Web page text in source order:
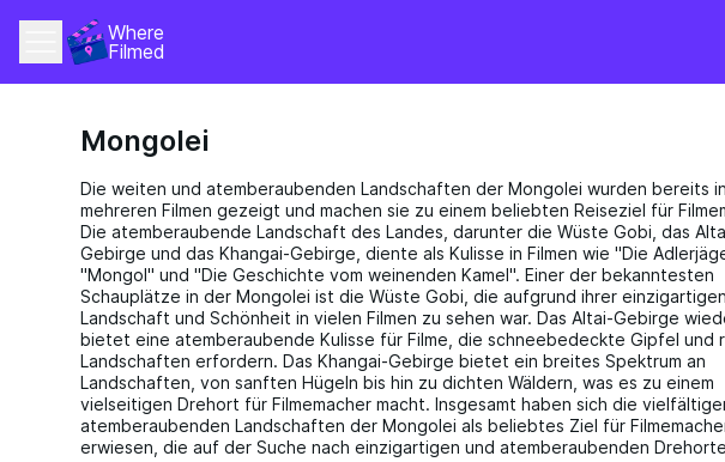
Where
Filmed
Mongolei
Die weiten und atemberaubenden Landschaften der Mongolei wurden bereits in
mehreren Filmen gezeigt und machen sie zu einem beliebten Reiseziel für
Die atemberaubende Landschaft des Landes, darunter die Wüste Gobi, das
Gebirge und das Khangai-Gebirge, diente als Kulisse in Filmen wie "Die
"Mongol" und "Die Geschichte vom weinenden Kamel". Einer der bekanntesten
Schauplätze in der Mongolei ist die Wüste Gobi, die aufgrund ihrer einzigartigen
Landschaft und Schönheit in vielen Filmen zu sehen war. Das Altai-Gebirge
bietet eine atemberaubende Kulisse für Filme, die schneebedeckte Gipfel und
Landschaften erfordern. Das Khangai-Gebirge bietet ein breites Spektrum an
Landschaften, von sanften Hügeln bis hin zu dichten Wäldern, was es zu einem
vielseitigen Drehort für Filmemacher macht. Insgesamt haben sich die
atemberaubenden Landschaften der Mongolei als beliebtes Ziel für
erwiesen, die auf der Suche nach einzigartigen und atemberaubenden